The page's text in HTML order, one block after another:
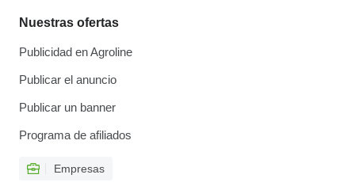
Nuestras ofertas
Publicidad en Agroline
Publicar el anuncio
Publicar un banner
Programa de afiliados
Empresas